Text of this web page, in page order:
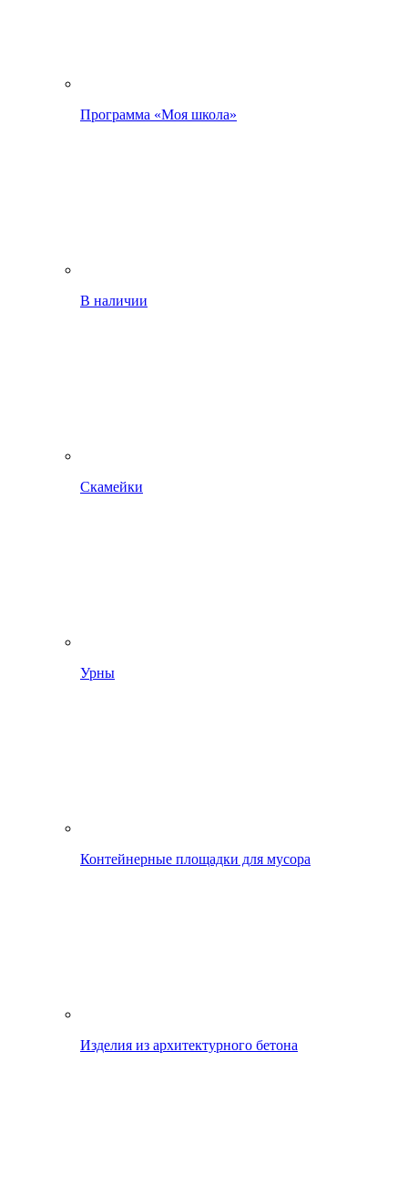
Программа «Моя школа»
В наличии
Скамейки
Урны
Контейнерные площадки для мусора
Изделия из архитектурного бетона